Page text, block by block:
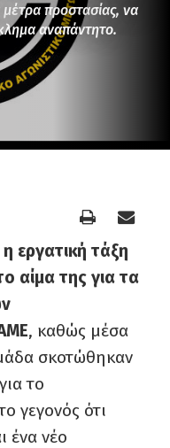
προστασίας, να
αναπάντητο.
η εργατική τάξη
αίμα της για τα
, καθώς μέσα
σκοτώθηκαν
το
γεγονός ότι
ένα νέο